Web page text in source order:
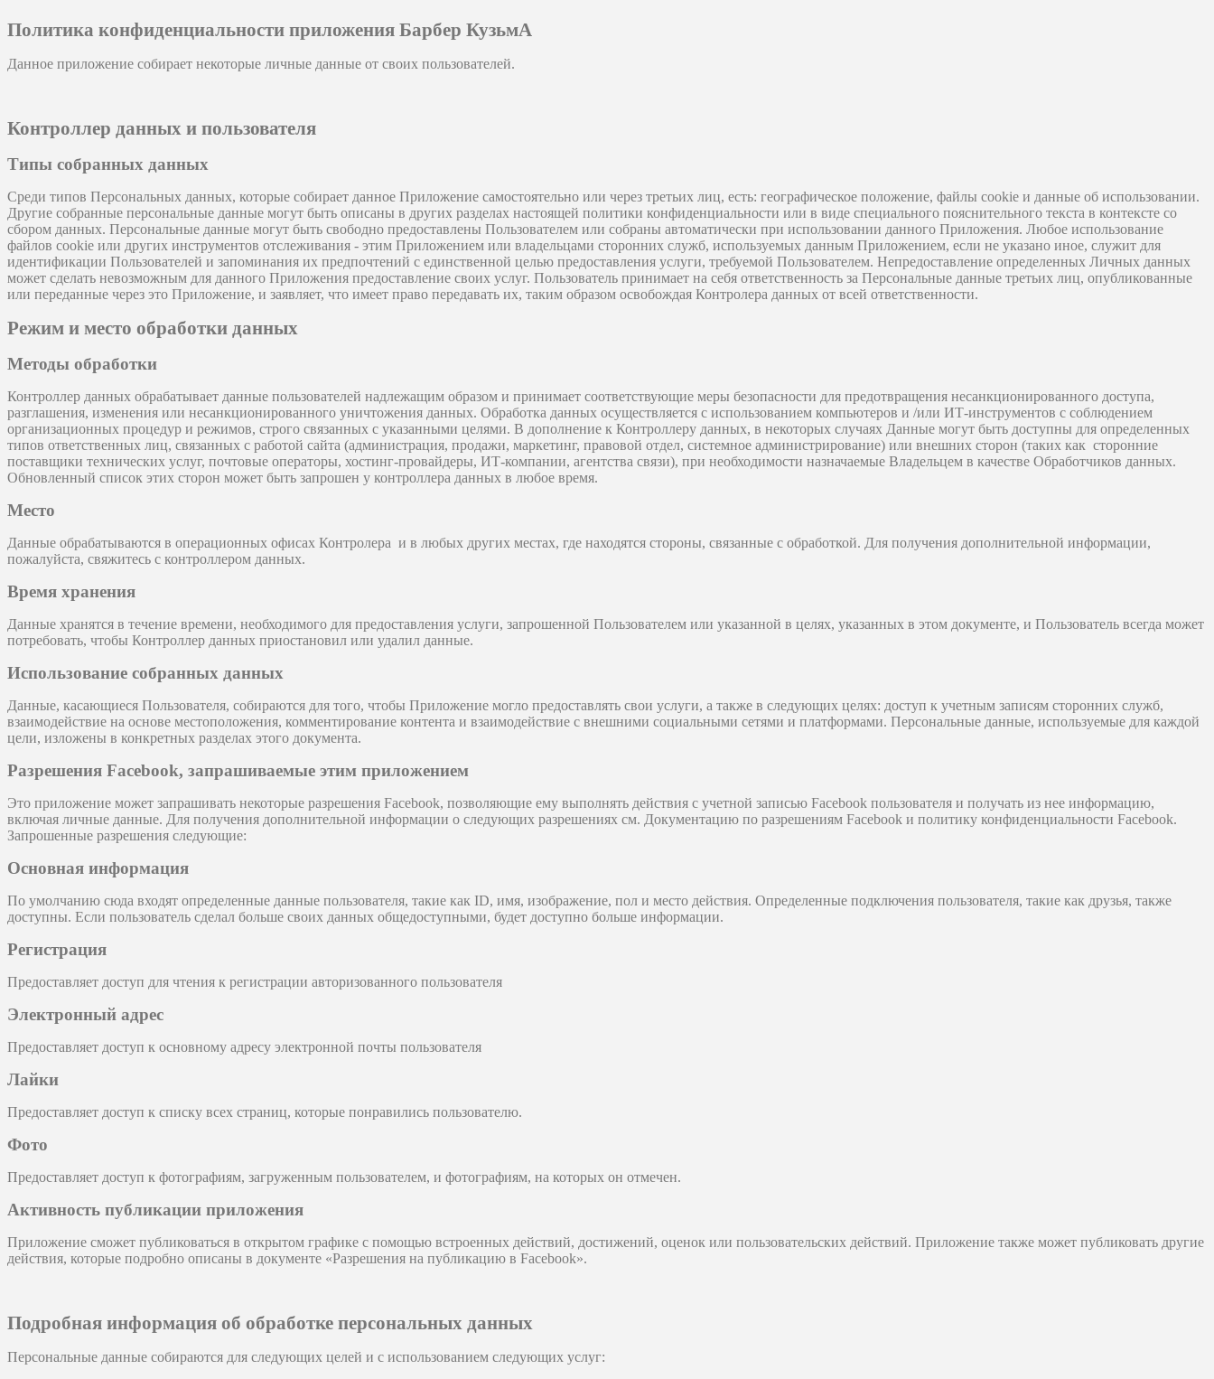
Политика конфиденциальности приложения Барбер КузьмА
Данное приложение собирает некоторые личные данные от своих пользователей.
Контроллер данных и пользователя
Типы собранных данных
Среди типов Персональных данных, которые собирает данное Приложение самостоятельно или через третьих лиц, есть: географическое положение, файлы cookie и данные об использовании.
Другие собранные персональные данные могут быть описаны в других разделах настоящей политики конфиденциальности или в виде специального пояснительного текста в контексте со
сбором данных. Персональные данные могут быть свободно предоставлены Пользователем или собраны автоматически при использовании данного Приложения. Любое использование
файлов cookie или других инструментов отслеживания - этим Приложением или владельцами сторонних служб, используемых данным Приложением, если не указано иное, служит для
идентификации Пользователей и запоминания их предпочтений с единственной целью предоставления услуги, требуемой Пользователем. Непредоставление определенных Личных данных
может сделать невозможным для данного Приложения предоставление своих услуг. Пользователь принимает на себя ответственность за Персональные данные третьих лиц, опубликованные
или переданные через это Приложение, и заявляет, что имеет право передавать их, таким образом освобождая Контролера данных от всей ответственности.
Режим и место обработки данных
Методы обработки
Контроллер данных обрабатывает данные пользователей надлежащим образом и принимает соответствующие меры безопасности для предотвращения несанкционированного доступа,
разглашения, изменения или несанкционированного уничтожения данных. Обработка данных осуществляется с использованием компьютеров и /или ИТ-инструментов с соблюдением
организационных процедур и режимов, строго связанных с указанными целями. В дополнение к Контроллеру данных, в некоторых случаях Данные могут быть доступны для определенных
типов ответственных лиц, связанных с работой сайта (администрация, продажи, маркетинг, правовой отдел, системное администрирование) или внешних сторон (таких как сторонние
поставщики технических услуг, почтовые операторы, хостинг-провайдеры, ИТ-компании, агентства связи), при необходимости назначаемые Владельцем в качестве Обработчиков данных.
Обновленный список этих сторон может быть запрошен у контроллера данных в любое время.
Место
Данные обрабатываются в операционных офисах Контролера и в любых других местах, где находятся стороны, связанные с обработкой. Для получения дополнительной информации,
пожалуйста, свяжитесь с контроллером данных.
Время хранения
Данные хранятся в течение времени, необходимого для предоставления услуги, запрошенной Пользователем или указанной в целях, указанных в этом документе, и Пользователь всегда может
потребовать, чтобы Контроллер данных приостановил или удалил данные.
Использование собранных данных
Данные, касающиеся Пользователя, собираются для того, чтобы Приложение могло предоставлять свои услуги, а также в следующих целях: доступ к учетным записям сторонних служб,
взаимодействие на основе местоположения, комментирование контента и взаимодействие с внешними социальными сетями и платформами. Персональные данные, используемые для каждой
цели, изложены в конкретных разделах этого документа.
Разрешения Facebook, запрашиваемые этим приложением
Это приложение может запрашивать некоторые разрешения Facebook, позволяющие ему выполнять действия с учетной записью Facebook пользователя и получать из нее информацию,
включая личные данные. Для получения дополнительной информации о следующих разрешениях см. Документацию по разрешениям Facebook и политику конфиденциальности Facebook.
Запрошенные разрешения следующие:
Основная информация
По умолчанию сюда входят определенные данные пользователя, такие как ID, имя, изображение, пол и место действия. Определенные подключения пользователя, такие как друзья, также
доступны. Если пользователь сделал больше своих данных общедоступными, будет доступно больше информации.
Регистрация
Предоставляет доступ для чтения к регистрации авторизованного пользователя
Электронный адрес
Предоставляет доступ к основному адресу электронной почты пользователя
Лайки
Предоставляет доступ к списку всех страниц, которые понравились пользователю.
Фото
Предоставляет доступ к фотографиям, загруженным пользователем, и фотографиям, на которых он отмечен.
Активность публикации приложения
Приложение сможет публиковаться в открытом графике с помощью встроенных действий, достижений, оценок или пользовательских действий. Приложение также может публиковать другие
действия, которые подробно описаны в документе «Разрешения на публикацию в Facebook».
Подробная информация об обработке персональных данных
Персональные данные собираются для следующих целей и с использованием следующих услуг: